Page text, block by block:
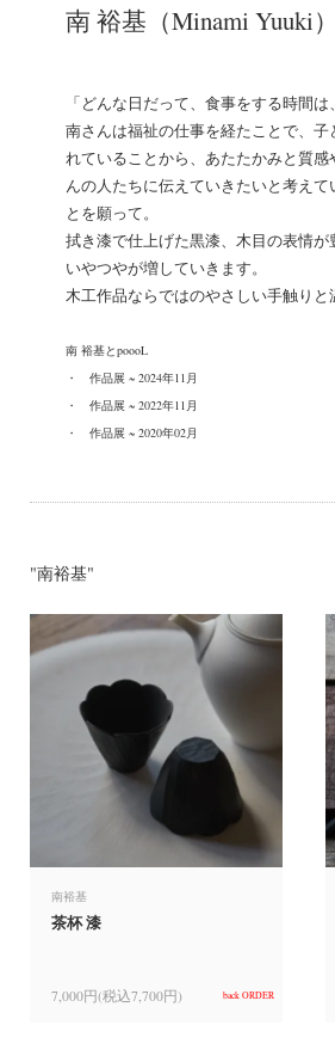
南 裕基（Minami Yuuki）
「どんな日だって、食事をする時間
南さんは福祉の仕事を経たことで、
れていることから、あたたかみと質
んの人たちに伝えていきたいと考え
とを願って。
拭き漆で仕上げた黒漆、木目の表情
いやつやが増していきます。
木工作品ならではのやさしい手触り
南 裕基とpoooL
・ 作品展 ~ 2024年11月
・ 作品展 ~ 2022年11月
・ 作品展 ~ 2020年02月
"南裕基"
南裕基
茶杯 漆
7,000円(税込7,700円) back ORDER